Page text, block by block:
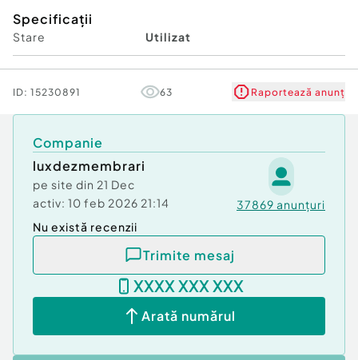
Specificații
Stare Utilizat
ID: 15230891 63 Raportează anunț
Companie
luxdezmembrari
pe site din 21 Dec
activ: 10 feb 2026 21:14 37869 anunțuri
Nu există recenzii
Trimite mesaj
XXXX XXX XXX
Arată numărul